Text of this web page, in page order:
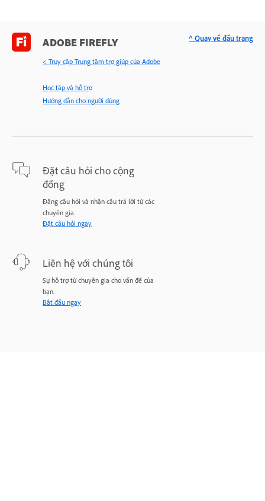
ADOBE FIREFLY
< Truy cập Trung tâm trợ giúp của Adobe
Học tập và hỗ trợ
Hướng dẫn cho người dùng
Đặt câu hỏi cho cộng
đồng
Đăng câu hỏi và nhận câu trả lời từ các
chuyên gia.
Đặt câu hỏi ngay
Liên hệ với chúng tôi
Sự hỗ trợ từ chuyên gia cho vấn đề của
bạn.
Bắt đầu ngay
^ Quay về đầu trang